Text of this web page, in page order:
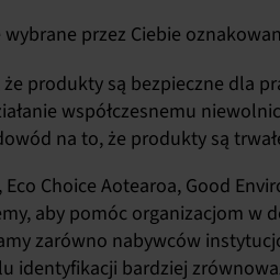
przez Ciebie
produkty są bezpieczne dla
współczesnemu
na to, że produkty są
, Eco Choice Aotearoa, Good
aby pomóc organizacjom
zarówno nabywców
identyfikacji bardziej